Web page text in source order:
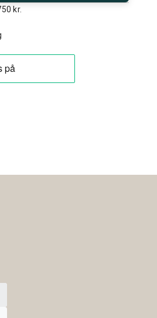
kr.